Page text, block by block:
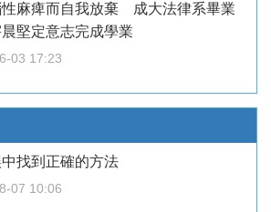
性麻痺而自我放棄 成大法律系畢業
堅定意志完成學業
03 17:23
找到正確的方法
07 10:06